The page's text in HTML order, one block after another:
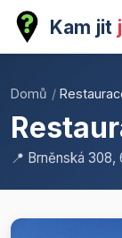
Kam jit
Domů /
📍 Brněnská